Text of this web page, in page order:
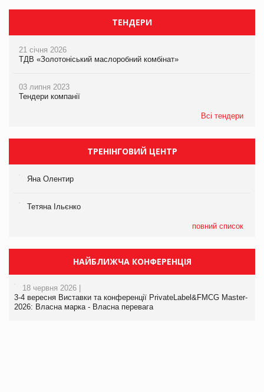
ТЕНДЕРИ
21 січня 2026
ТДВ «Золотоніський маслоробний комбінат»
03 липня 2023
Тендери компанії
Всі тендери
ТРЕНІНГОВИЙ ЦЕНТР
Яна Олентир
Тетяна Ільєнко
повний список
НАЙБЛИЖЧА КОНФЕРЕНЦІЯ
18 червня 2026 |
3-4 вересня Виставки та конференції PrivateLabel&FMCG Master-
2026: Власна марка - Власна перевага